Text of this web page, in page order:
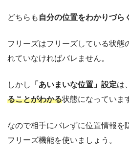
どちらも 自分の位置をわかりづら
フリーズはフリーズしている状態
れていなければバレません。
しかし 「あいまいな位置」設定は、
ることがわかる状態になっていま
なので相手にバレずに位置情報を
フリーズ機能を使いましょう。